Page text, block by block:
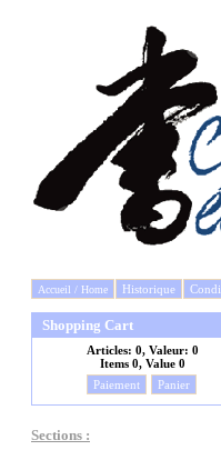
Accueil / Home Historique
Shopping Cart
Articles: 0, Valeur: 0
Items 0, Value 0
Paiement
Panier
Sections :